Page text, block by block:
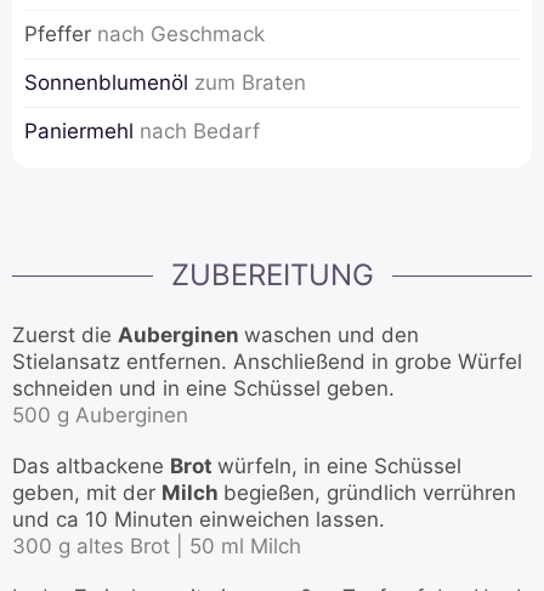
Pfeffer nach Geschmack
Sonnenblumenöl zum Braten
Paniermehl nach Bedarf
ZUBEREITUNG
Zuerst die Auberginen waschen und den
Stielansatz entfernen. Anschließend in grobe Würfel
schneiden und in eine Schüssel geben.
500 g Auberginen
Das altbackene Brot würfeln, in eine Schüssel
geben, mit der Milch begießen, gründlich verrühren
und ca 10 Minuten einweichen lassen.
300 g altes Brot |
50 ml Milch